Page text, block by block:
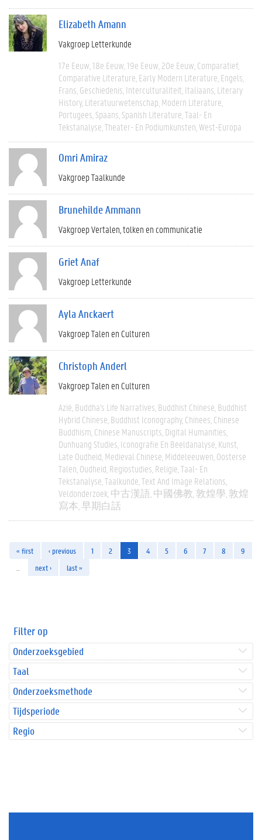
Elizabeth Amann
Vakgroep Letterkunde
17e Eeuw 18e Eeuw 19e Eeuw 20e Eeuw Comparatief
Comparative Literature Early Modern Literature Engels
Frans Geschiedenis Interculturaliteit Italiaans Literary
History Literatuurwetenschap Modern Literature
Portugees Spaans Spanish Literature Taal- En
Tekstanalyse Theater- En Podiumkunsten West-Europa
Omri Amiraz
Vakgroep Taalkunde
Brunehilde Ammann
Vakgroep Vertalen, tolken en communicatie
Griet Anaf
Vakgroep Letterkunde
Ayla Anckaert
Vakgroep Talen en Culturen
Christoph Anderl
Vakgroep Talen en Culturen
Azië Buddha's Life Narratives Buddhist Chinese Buddhist
Hybrid Chinese Buddhist Iconography Chinees Chinese
Buddhism Chinese Manuscripts Digital Humanities
Dunhuang Studies Iconografie En Beeldanalyse Kunst
Late Oudheid Medieval Chinese Middeleeuwen Oosterse
Talen Oudheid Regiostudies Religie Taal- En
Tekstanalyse Taalkunde Text And Image Relations
Veldonderzoek 中古漢語 中國佛教 敦煌學 敦煌
寫本 早期白話
« first ‹ previous 1 2 3 4 5 6 7 8
9
next › last »
Filter op
Onderzoeksgebied
Taal
Onderzoeksmethode
Tijdsperiode
Regio